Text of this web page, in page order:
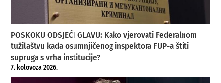
POSKOKU ODSJEĆI GLAVU: Kako vjerovati Federalnom
tužilaštvu kada osumnjičenog inspektora FUP-a štiti
supruga s vrha institucije?
7. kolovoza 2026.